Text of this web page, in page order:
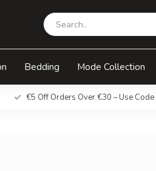
Bedding Mode Collection
€5 Off Orders Over €30 – Use Code